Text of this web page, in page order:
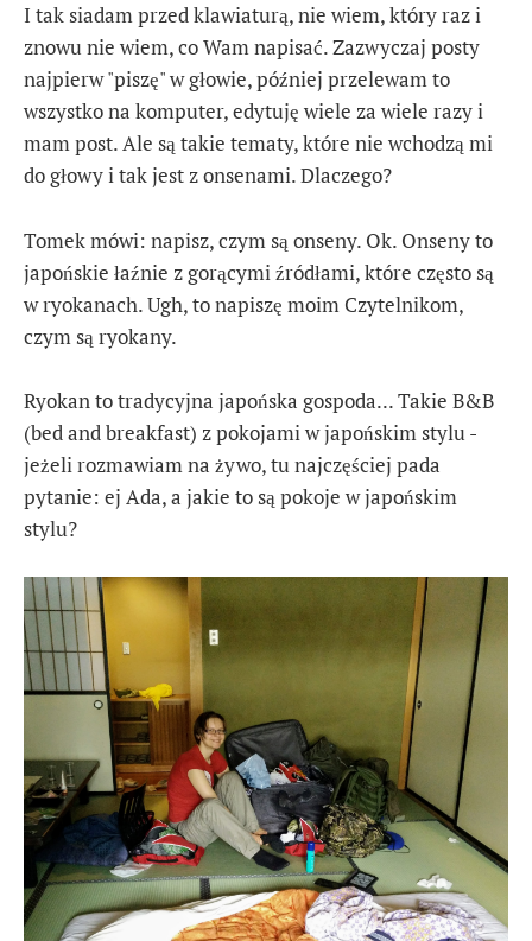
I tak siadam przed klawiaturą, nie wiem, który raz i
znowu nie wiem, co Wam napisać. Zazwyczaj posty
najpierw "piszę" w głowie, później przelewam to
wszystko na komputer, edytuję wiele za wiele razy i
mam post. Ale są takie tematy, które nie wchodzą mi
do głowy i tak jest z onsenami. Dlaczego?
Tomek mówi: napisz, czym są onseny. Ok. Onseny to
japońskie łaźnie z gorącymi źródłami, które często są
w ryokanach. Ugh, to napiszę moim Czytelnikom,
czym są ryokany.
Ryokan to tradycyjna japońska gospoda... Takie B&B
(bed and breakfast) z pokojami w japońskim stylu -
jeżeli rozmawiam na żywo, tu najczęściej pada
pytanie: ej Ada, a jakie to są pokoje w japońskim
stylu?